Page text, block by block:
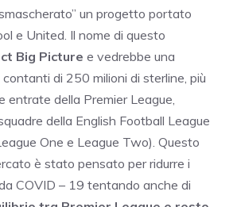
un progetto portato
e United. Il nome di questo
Big Picture e vedrebbe una
di 250 milioni di sterline, più
entrate della Premier League,
della English Football League
One e League Two). Questo
è stato pensato per ridurre i
COVID – 19 tentando anche di